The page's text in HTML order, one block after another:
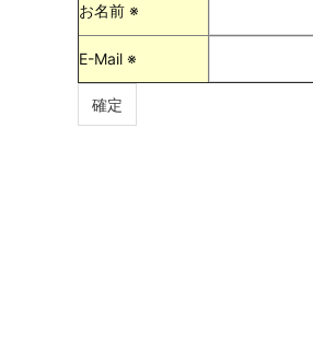
お名前 ※
E-Mail ※